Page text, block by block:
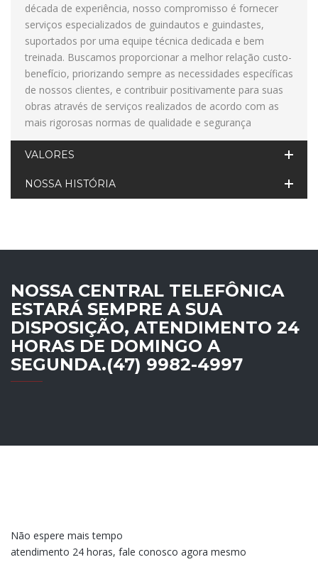
década de experiência, nosso compromisso é fornecer
serviços especializados de guindautos e guindastes,
suportados por uma equipe técnica dedicada e bem
treinada. Buscamos proporcionar a melhor relação custo-
benefício, priorizando sempre as necessidades específicas
de nossos clientes, e contribuir positivamente para suas
obras através de serviços realizados de acordo com as
mais rigorosas normas de qualidade e segurança
VALORES
NOSSA HISTÓRIA
NOSSA CENTRAL TELEFÔNICA
ESTARÁ SEMPRE A SUA
DISPOSIÇÃO, ATENDIMENTO 24
HORAS DE DOMINGO A
SEGUNDA.(47) 9982-4997
Não espere mais tempo
atendimento 24 horas, fale conosco agora mesmo